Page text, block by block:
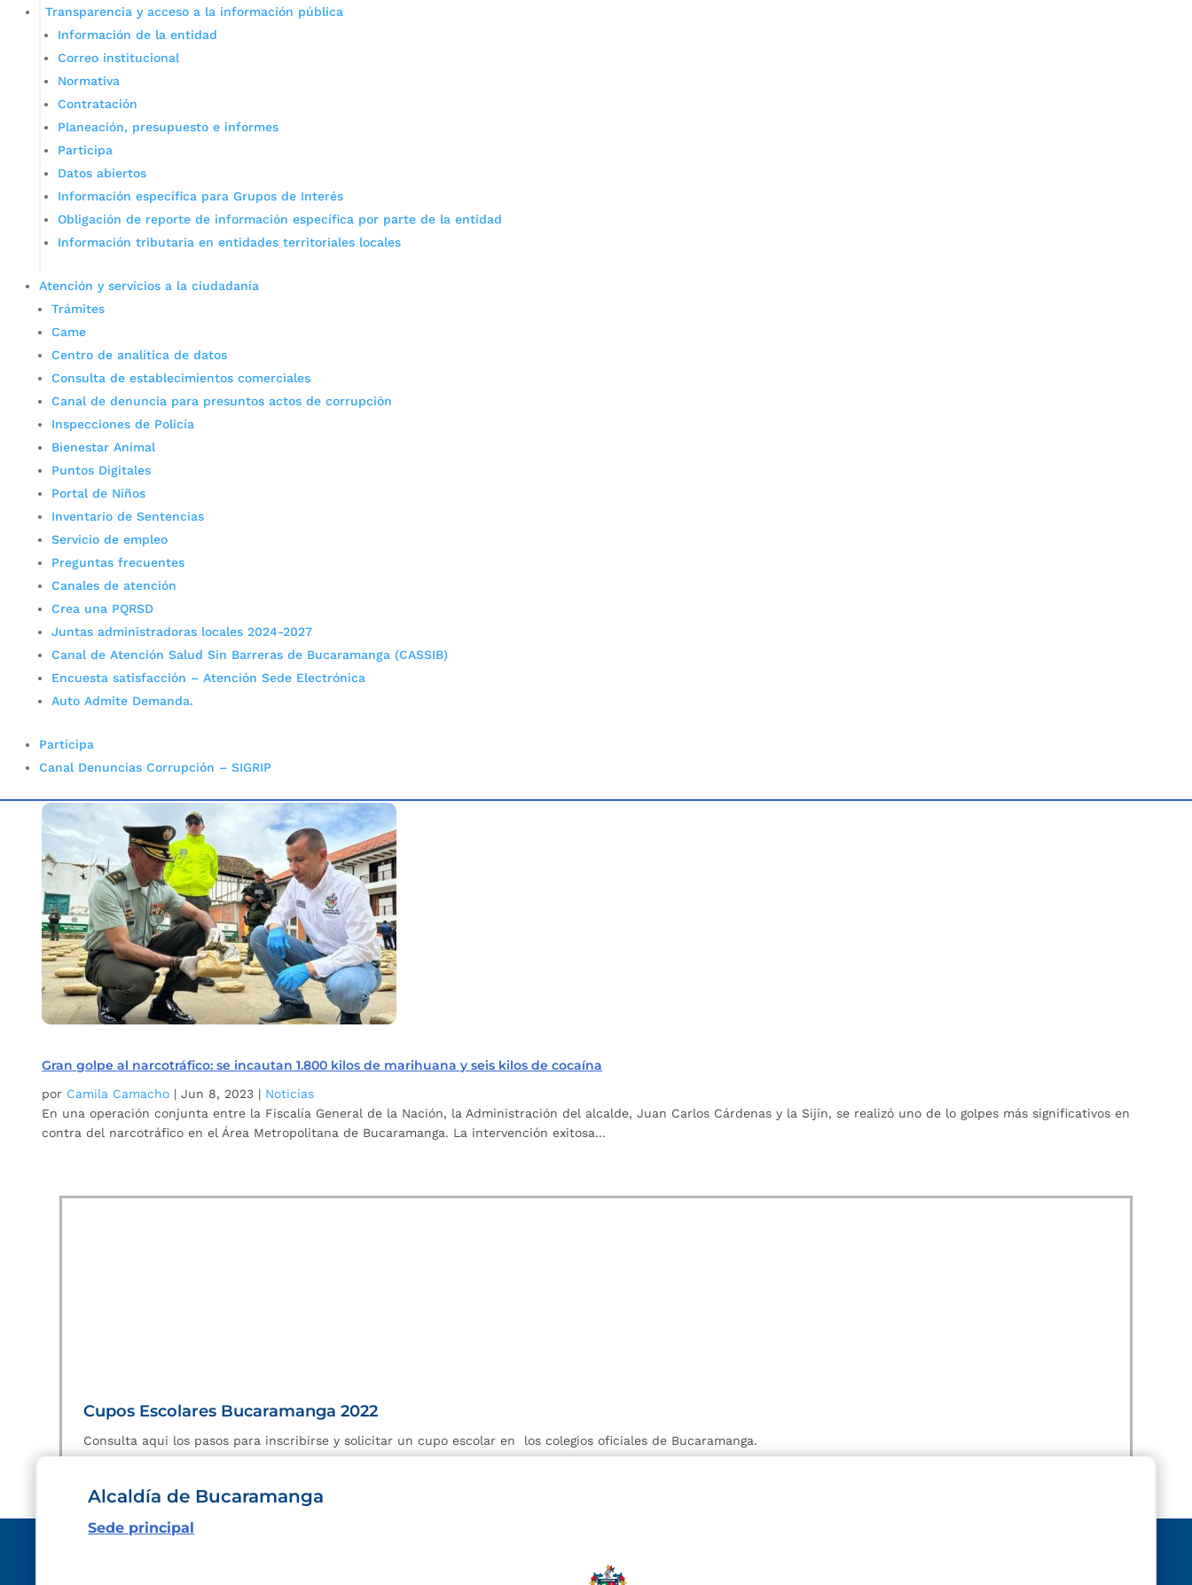
Transparencia y acceso a la información pública
Información de la entidad
Correo institucional
Normativa
Contratación
Planeación, presupuesto e informes
Participa
Datos abiertos
Información específica para Grupos de Interés
Obligación de reporte de información específica por parte de la entidad
Información tributaria en entidades territoriales locales
Atención y servicios a la ciudadanía
Trámites
Came
Centro de analítica de datos
Consulta de establecimientos comerciales
Canal de denuncia para presuntos actos de corrupción
Inspecciones de Policía
Bienestar Animal
Puntos Digitales
Portal de Niños
Inventario de Sentencias
Servicio de empleo
Preguntas frecuentes
Canales de atención
Crea una PQRSD
Juntas administradoras locales 2024-2027
Canal de Atención Salud Sin Barreras de Bucaramanga (CASSIB)
Encuesta satisfacción – Atención Sede Electrónica
Auto Admite Demanda.
Participa
Canal Denuncias Corrupción – SIGRIP
Etiqueta: oprativo
Gran golpe al narcotráfico: se incautan 1.800 kilos de marihuana y seis kilos de cocaína
por Camila Camacho |Jun 8, 2023 | Noticias
En una operación conjunta entre la Fiscalía General de la Nación, la Administración del alcalde, Juan Carlos Cárdenas y la Sijín, se realizó uno de lo golpes más significativos en
contra del narcotráfico en el Área Metropolitana de Bucaramanga. La intervención exitosa...
Cupos Escolares Bucaramanga 2022
Consulta aqui los pasos para inscribirse y solicitar un cupo escolar en los colegios oficiales de Bucaramanga.
Alcaldía de Bucaramanga
Sede principal